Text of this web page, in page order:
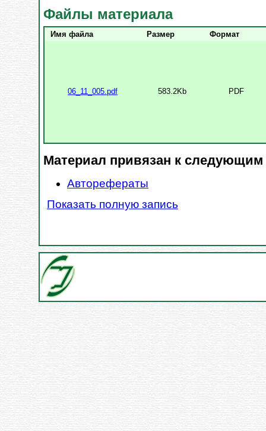
Файлы материала
Имя файла Размер Формат
06_11_005.pdf 583.2Kb PDF
Материал привязан к следующим
Авторефераты
Показать полную запись